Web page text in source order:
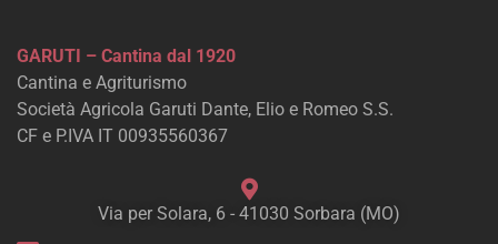
GARUTI – Cantina dal 1920
Cantina e Agriturismo
Società Agricola Garuti Dante, Elio e Romeo S.S.
CF e P.IVA IT 00935560367
Via per Solara, 6 - 41030 Sorbara (MO)